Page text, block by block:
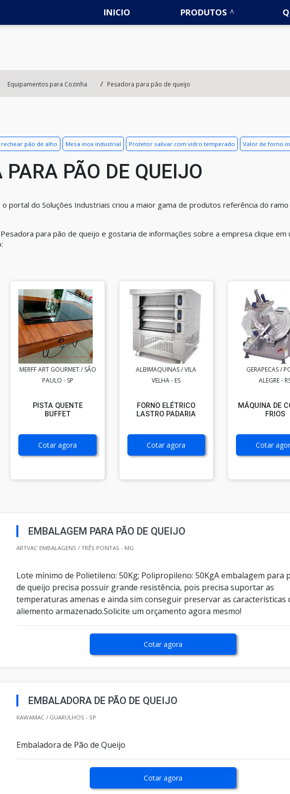
INICIO PRODUTOS
Equipamentos para Cozinha Pesadora para pão de queijo
rechear pão de alho Mesa inox industrial Protetor salivar com vidro temperado Valor de forno
PARA PÃO DE QUEIJO
o portal do Soluções Industriais criou a maior gama de produtos referência do ramo
para pão de queijo e gostaria de informações sobre a empresa clique em
MERFF ART GOURMET / SÃO
PAULO - SP
PISTA QUENTE
BUFFET
Cotar agora
ALBIMAQUINAS / VILA
VELHA - ES
FORNO ELÉTRICO
LASTRO PADARIA
Cotar agora
GERAPECAS /
ALEGRE -
MÁQUINA DE
FRIOS
Cotar
EMBALAGEM PARA PÃO DE QUEIJO
ARTVAC EMBALAGENS / TRÊS PONTAS - MG
Lote mínimo de Polietileno: 50Kg; Polipropileno: 50KgA embalagem para
de queijo precisa possuir grande resistência, pois precisa suportar as
temperaturas amenas e ainda sim conseguir preservar as características
aliemento armazenado.Solicite um orçamento agora mesmo!
Cotar agora
EMBALADORA DE PÃO DE QUEIJO
KAWAMAC / GUARULHOS - SP
Embaladora de Pão de Queijo
Cotar agora